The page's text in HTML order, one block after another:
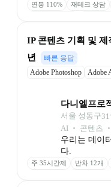
연봉 110% 재테크 상담
IP 콘텐츠 기획 및 제
년
빠른 응답
Adobe Photoshop
Adobe
다니엘프로
서울 성동구31
AI ‧ 콘텐츠 ‧
우리는 데이
다.
주 35시간제 반차 12개